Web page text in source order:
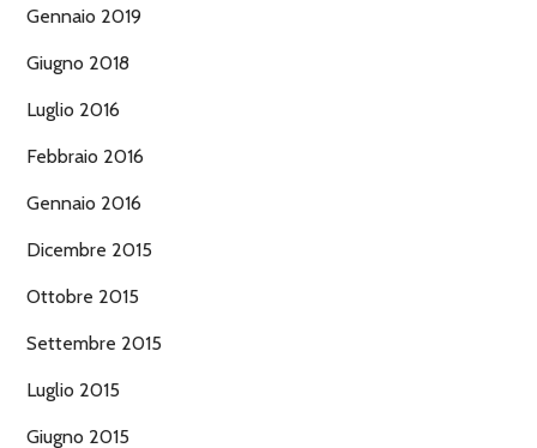
Gennaio 2019
Giugno 2018
Luglio 2016
Febbraio 2016
Gennaio 2016
Dicembre 2015
Ottobre 2015
Settembre 2015
Luglio 2015
Giugno 2015